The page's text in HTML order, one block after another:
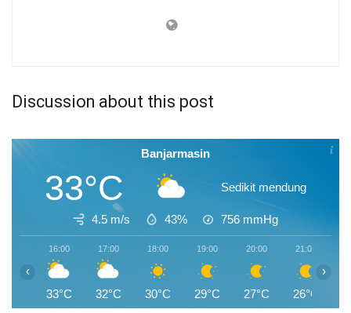
Discussion about this post
Banjarmasin
33°C Sedikit mendung
4.5 m/s 43% 756 mmHg
16:00
33°C
17:00
32°C
18:00
30°C
19:00
29°C
20:00
27°C
21:00
26°C
‹ ›